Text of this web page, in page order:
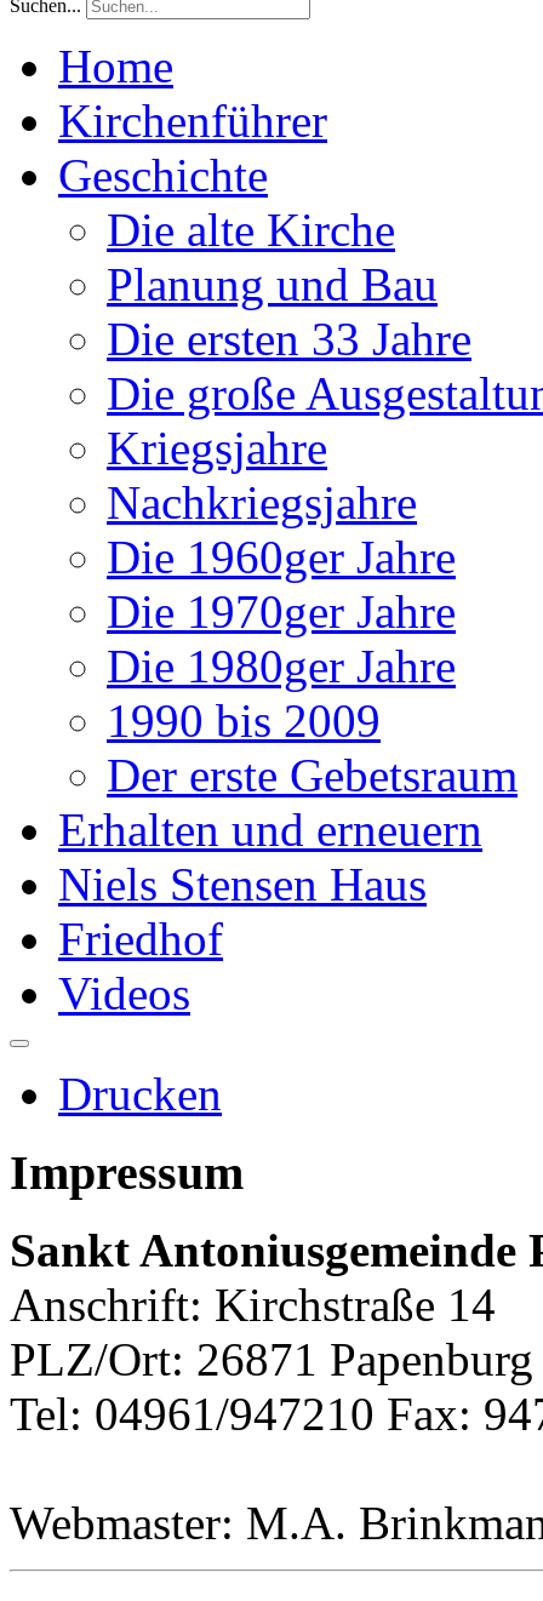
Suchen...
Home
Kirchenführer
Geschichte
Die alte Kirche
Planung und Bau
Die ersten 33 Jahre
Die große
Kriegsjahre
Nachkriegsjahre
Die 1960ger Jahre
Die 1970ger Jahre
Die 1980ger Jahre
1990 bis 2009
Der erste Gebetsraum
Erhalten und erneuern
Niels Stensen Haus
Friedhof
Videos
Drucken
Impressum
Sankt Antoniusgemeinde
Anschrift: Kirchstraße 14
PLZ/Ort: 26871 Papenburg
Tel: 04961/947210 Fax:
Webmaster: M.A.